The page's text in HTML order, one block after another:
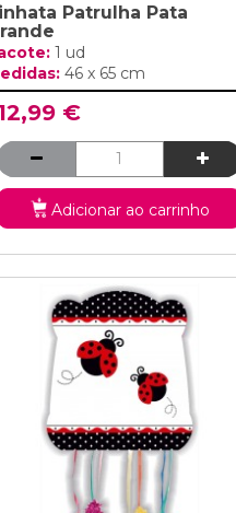
Patrulha Pata
1 ud
46 x 65 cm
€
Adicionar ao carrinho